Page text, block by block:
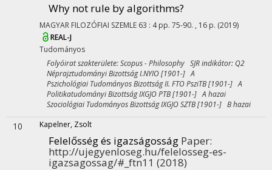
Why not rule by algorithms?
MAGYAR FILOZÓFIAI SZEMLE 63 : 4 pp. 75-90. , 16 p. (2019)
REAL-J
Tudományos
Folyóirat szakterülete: Scopus - Philosophy SJR indikátor: Q2
Néprajztudományi Bizottság I.NYIO [1901-] A
Pszichológiai Tudományos Bizottság II. FTO PsziTB [1901-] A
Politikatudományi Bizottság IXGJO PTB [1901-] A hazai
Szociológiai Tudományos Bizottság IXGJO SZTB [1901-] B hazai
10 Kapelner, Zsolt
Felelősség és igazságosság Paper:
http://ujegyenloseg.hu/felelosseg-es-
igazsagossag/#_ftn11 (2018)